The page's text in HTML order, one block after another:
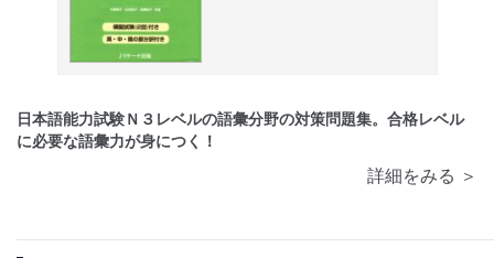
日本語能力試験Ｎ３レベルの語彙分野の対策問題集。合格レベル
に必要な語彙力が身につく！
詳細をみる ＞